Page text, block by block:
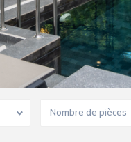
Nombre de pièces